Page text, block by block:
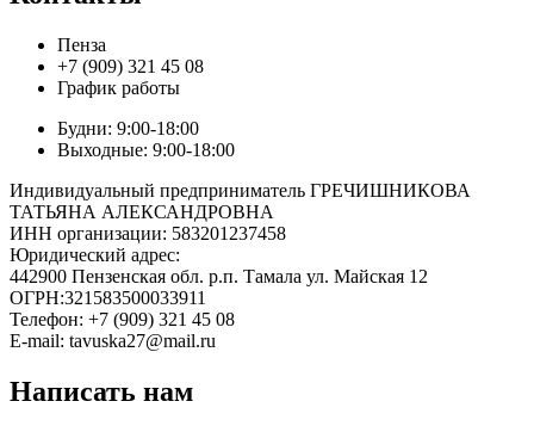
Пенза
+7 (909) 321 45 08
График работы
Будни: 9:00-18:00
Выходные: 9:00-18:00
Индивидуальный предприниматель ГРЕЧИШНИКОВА
ТАТЬЯНА АЛЕКСАНДРОВНА
ИНН организации: 583201237458
Юридический адрес:
442900 Пензенская обл. р.п. Тамала ул. Майская 12
ОГРН:321583500033911
Телефон: +7 (909) 321 45 08
E-mail: tavuska27@mail.ru
Написать нам